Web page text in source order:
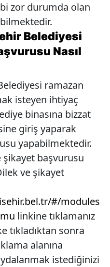
zor durumda olan
Belediyesi
Nasıl
ramazan
isteyen ihtiyaç
binasına bizzat
giriş yaparak
yapabilmektedir.
başvurusu
ve şikayet
#/modules
linkine tıklamanız
tıkladıktan sonra
alanına
istediğinizi